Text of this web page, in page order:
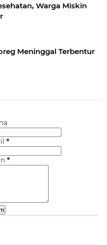
Warga Miskin
Meninggal Terbentur
*
*